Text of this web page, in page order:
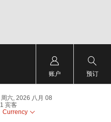
账户 预订
周六, 2026 八月 08
1 宾客
Currency